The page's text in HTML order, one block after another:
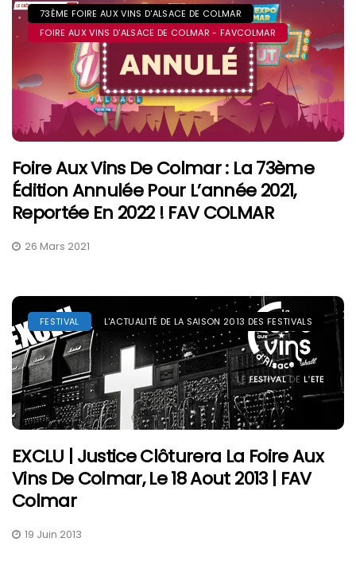
73ÈME FOIRE AUX VINS D'ALSACE DE COLMAR
FOIRE AUX VINS D'ALSACE DE COLMAR - FAVCOLMAR
Foire Aux Vins De Colmar : La 73ème
Édition Annulée Pour L’année 2021,
Reportée En 2022 ! FAV COLMAR
26 Mars 2021
FESTIVAL L'ACTUALITÉ DE LA SAISON 2013 DES FESTIVALS
EXCLU | Justice Clôturera La Foire Aux
Vins De Colmar, Le 18 Aout 2013 | FAV
Colmar
19 Juin 2013